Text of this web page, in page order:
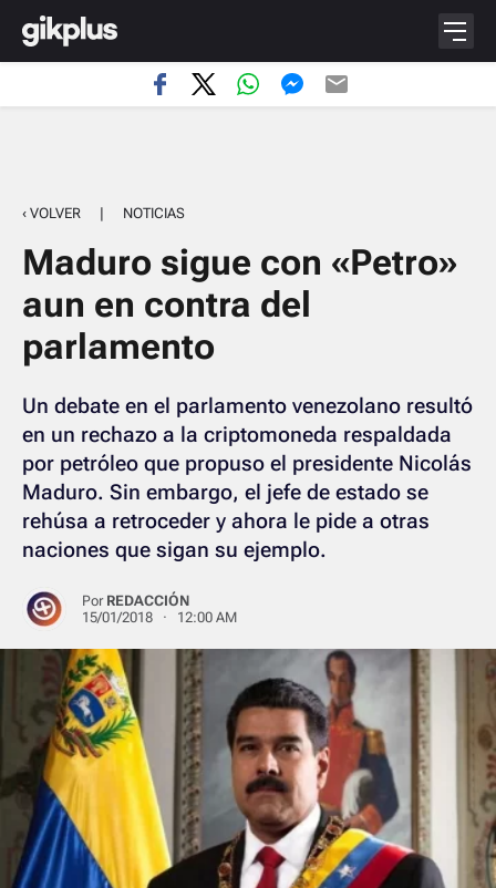
‹ VOLVER | NOTICIAS
Maduro sigue con «Petro»
aun en contra del
parlamento
Un debate en el parlamento venezolano resultó
en un rechazo a la criptomoneda respaldada
por petróleo que propuso el presidente Nicolás
Maduro. Sin embargo, el jefe de estado se
rehúsa a retroceder y ahora le pide a otras
naciones que sigan su ejemplo.
Por REDACCIÓN
15/01/2018 · 12:00 AM